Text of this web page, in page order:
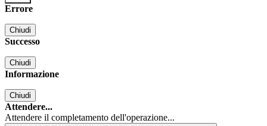
Errore
Chiudi
Successo
Chiudi
Informazione
Chiudi
Attendere...
Attendere il completamento dell'operazione...